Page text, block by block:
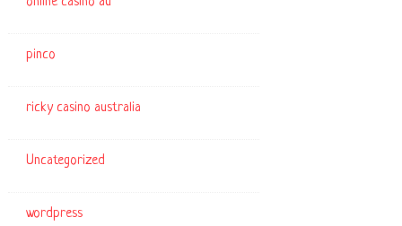
pinco
ricky casino australia
Uncategorized
wordpress